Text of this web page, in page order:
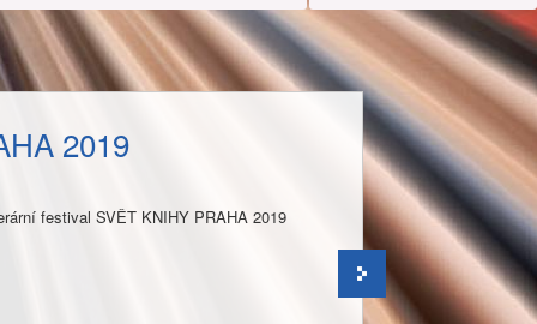
2019
festival SVĚT KNIHY PRAHA 2019